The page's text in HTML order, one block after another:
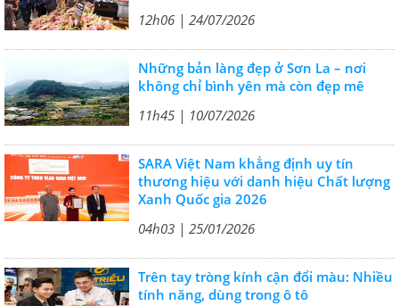
12h06 | 24/07/2026
Những bản làng đẹp ở Sơn La – nơi
không chỉ bình yên mà còn đẹp mê
11h45 | 10/07/2026
SARA Việt Nam khẳng định uy tín
thương hiệu với danh hiệu Chất lượng
Xanh Quốc gia 2026
04h03 | 25/01/2026
Trên tay tròng kính cận đổi màu: Nhiều
tính năng, dùng trong ô tô